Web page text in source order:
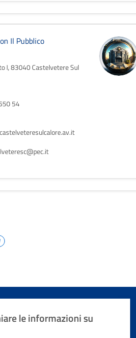
Il Pubblico
I, 83040 Castelvetere Sul
54
le informazioni su